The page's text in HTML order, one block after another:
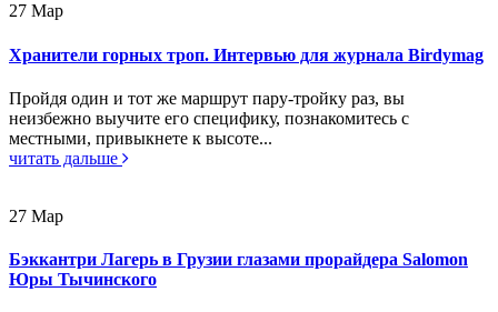
27 Мар
Хранители горных троп. Интервью для журнала Birdymag
Пройдя один и тот же маршрут пару-тройку раз, вы
неизбежно выучите его специфику, познакомитесь с
местными, привыкнете к высоте...
читать дальше
27 Мар
Бэккантри Лагерь в Грузии глазами прорайдера Salomon
Юры Тычинского